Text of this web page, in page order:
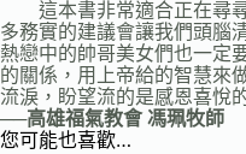
這本書非常適合正在尋尋
多務實的建議會讓我們頭腦
熱戀中的帥哥美女們也一定
的關係，用上帝給的智慧來
流淚，盼望流的是感恩喜悅
──高雄福氣教會 馮珮牧師
您可能也喜歡…